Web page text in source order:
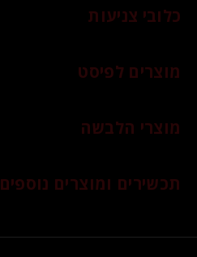
כלובי צניעות
מוצרים לפיסט
מוצרי הלבשה
תכשירים ומוצרים נוספים